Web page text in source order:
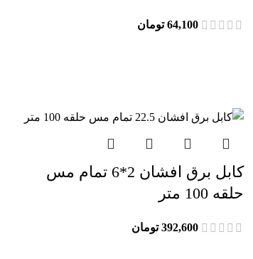
64,100 تومان
کابل برق افشان 2*6 تمام مس
حلقه 100 متر
392,600 تومان